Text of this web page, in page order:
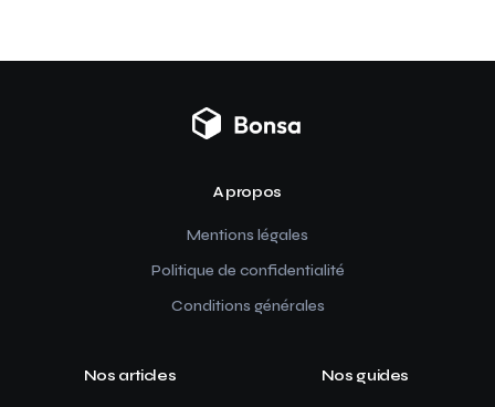
A propos
Mentions légales
Politique de confidentialité
Conditions générales
Nos articles Nos guides